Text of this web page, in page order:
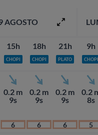
AGOSTO
15h
CHOPI
0.2 m
9s
6
18h
CHOPI
0.2 m
9s
6
21h
PLATO
0.2 m
9s
6
9h
CHOPI
0.2
8s
5